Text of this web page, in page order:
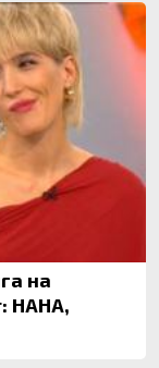
на
НАНА,